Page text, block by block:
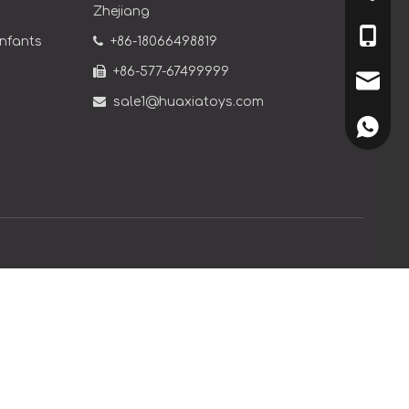
Zhejiang
 +86-18066498819
 +86-577-67499999
 sale1@huaxiatoys.com